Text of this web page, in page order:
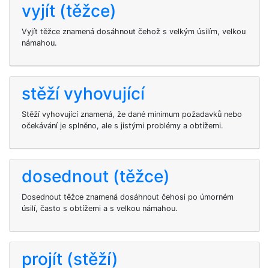
vyjít (těžce)
Vyjít těžce znamená dosáhnout čehož s velkým úsilím, velkou
námahou.
stěží vyhovující
Stěží vyhovující znamená, že dané minimum požadavků nebo
očekávání je splněno, ale s jistými problémy a obtížemi.
dosednout (těžce)
Dosednout těžce znamená dosáhnout čehosi po úmorném
úsilí, často s obtížemi a s velkou námahou.
projít (stěží)